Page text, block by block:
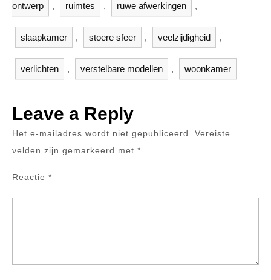
ontwerp , ruimtes , ruwe afwerkingen ,
slaapkamer , stoere sfeer , veelzijdigheid ,
verlichten , verstelbare modellen , woonkamer
Leave a Reply
Het e-mailadres wordt niet gepubliceerd.
Vereiste
velden zijn gemarkeerd met *
Reactie *